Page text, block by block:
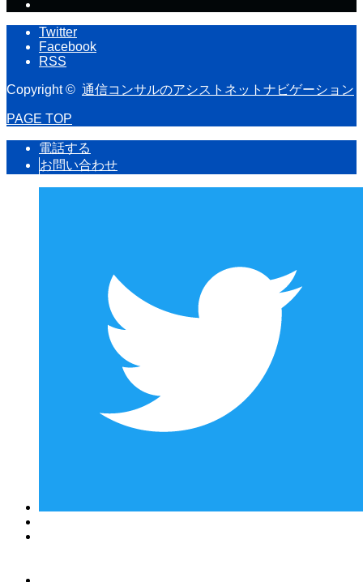
Twitter
Facebook
RSS
Copyright © 通信コンサルのアシストネットナビゲーション
PAGE TOP
電話する
お問い合わせ